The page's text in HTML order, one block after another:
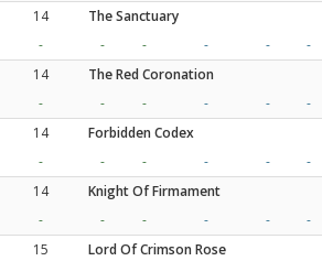
14
The Sanctuary
-
- - - - -
14
The Red Coronation
-
- - - - -
14
Forbidden Codex
-
- - - - -
14
Knight Of Firmament
-
- - - - -
15
Lord Of Crimson Rose